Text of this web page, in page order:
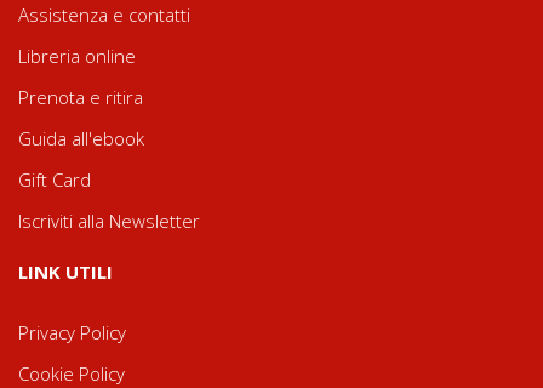
Assistenza e contatti
Libreria online
Prenota e ritira
Guida all'ebook
Gift Card
Iscriviti alla Newsletter
LINK UTILI
Privacy Policy
Cookie Policy